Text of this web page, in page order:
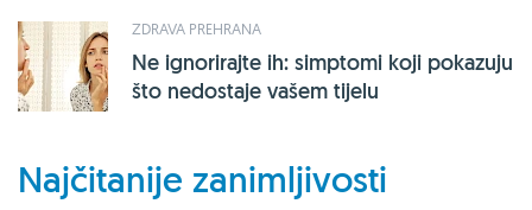
ZDRAVA PREHRANA
Ne ignorirajte ih: simptomi koji pokazuju
što nedostaje vašem tijelu
Najčitanije zanimljivosti